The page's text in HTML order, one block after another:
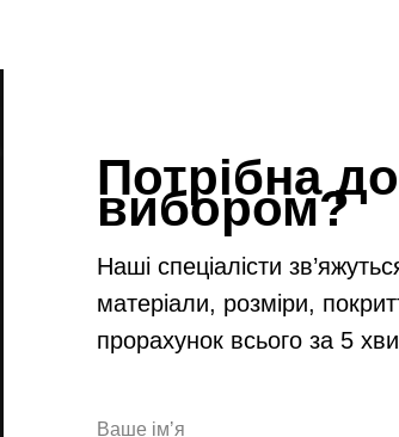
Потрібна
вибором?
Наші спеціалісти
матеріали, розміри,
прорахунок всього за 5